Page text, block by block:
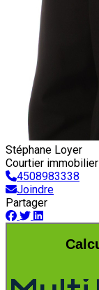
Stéphane Loyer
Courtier
4508983338
Joindre
Partager